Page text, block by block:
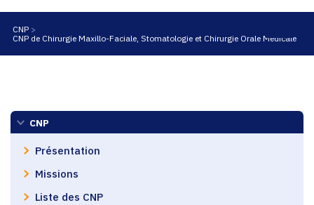
CNP
CNP de Chirurgie Maxillo-Faciale, Stomatologie et Chirurgie Orale Médicale
CNP
Présentation
Missions
Liste des CNP